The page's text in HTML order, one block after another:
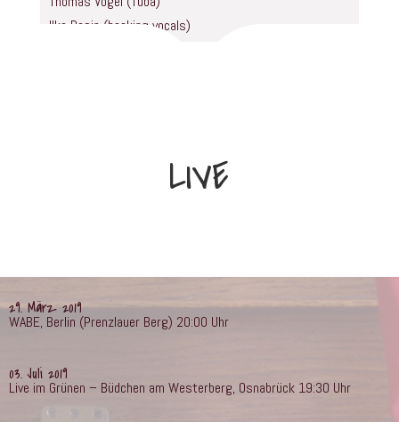
Ilka Posin (backing vocals)
LIVE
29. März 2019
WABE, Berlin (Prenzlauer Berg) 20:00 Uhr
03. Juli 2019
Live im Grünen – Büdchen am Westerberg, Osnabrück 19:30 Uhr